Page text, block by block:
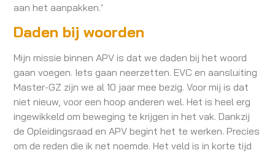
aan het aanpakken.’
Daden bij woorden
Mijn missie binnen APV is dat we daden bij het woord
gaan voegen. Iets gaan neerzetten. EVC en aansluiting
Master-GZ zijn we al 10 jaar mee bezig. Voor mij is dat
niet nieuw, voor een hoop anderen wel. Het is heel erg
ingewikkeld om beweging te krijgen in het vak. Dankzij
de Opleidingsraad en APV begint het te werken. Precies
om de reden die ik net noemde. Het veld is in korte tijd